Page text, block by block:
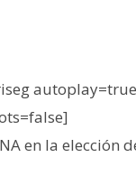
en la elección